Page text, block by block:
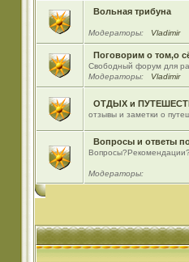
Вольная трибуна
Модераторы: Vladimir
Поговорим о том,о
Свободный форум для
Модераторы:
Vladimir
ОТДЫХ и
отзывы и заметки о
Вопросы и ответы
Модераторы: